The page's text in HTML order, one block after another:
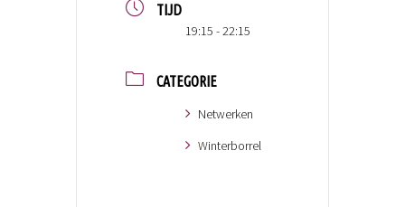
TIJD
19:15 - 22:15
CATEGORIE
Netwerken
Winterborrel